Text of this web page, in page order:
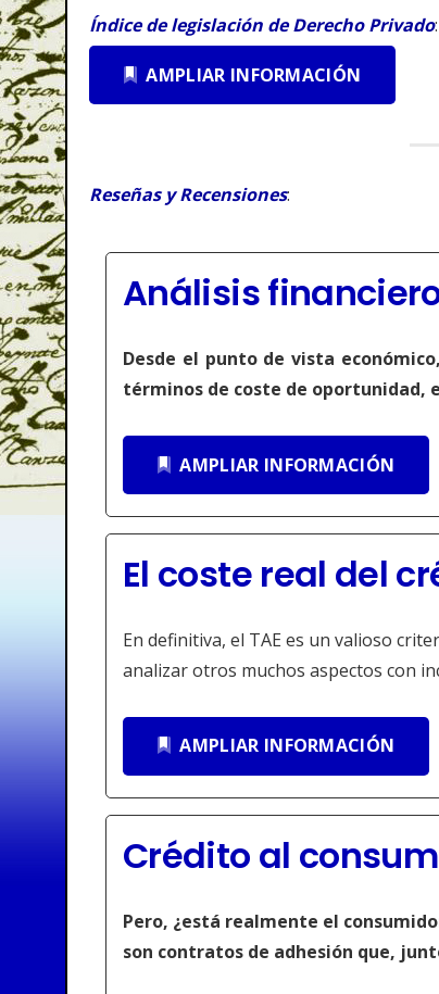
Índice de legislación de Derecho Privado:
AMPLIAR INFORMACIÓN
Reseñas y Recensiones:
Análisis
Desde el punto de vista
términos de coste de oportunidad,
AMPLIAR INFORMACIÓN
El coste real del
En definitiva, el TAE es un valioso
analizar otros muchos aspectos con
AMPLIAR INFORMACIÓN
Crédito al
Pero, ¿está realmente el
son contratos de adhesión que,